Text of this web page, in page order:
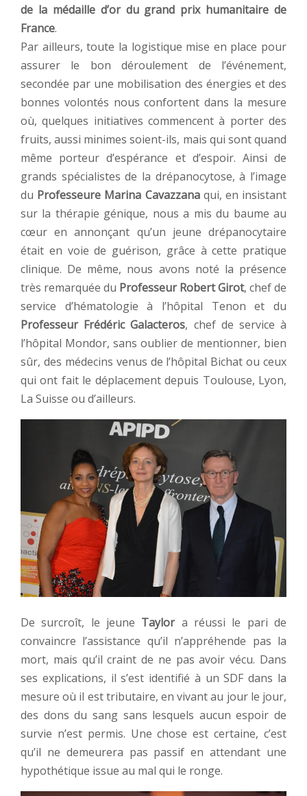
de la médaille d’or du grand prix humanitaire de
France.
Par ailleurs, toute la logistique mise en place pour
assurer le bon déroulement de l’événement,
secondée par une mobilisation des énergies et des
bonnes volontés nous confortent dans la mesure
où, quelques initiatives commencent à porter des
fruits, aussi minimes soient-ils, mais qui sont quand
même porteur d’espérance et d’espoir. Ainsi de
grands spécialistes de la drépanocytose, à l’image
du Professeure Marina Cavazzanaqui, en insistant
sur la thérapie génique, nous a mis du baume au
cœur en annonçant qu’un jeune drépanocytaire
était en voie de guérison, grâce à cette pratique
clinique. De même, nous avons noté la présence
très remarquée du Professeur Robert Girot, chef de
service d’hématologie à l’hôpital Tenon et du
Professeur Frédéric Galacteros, chef de service à
l’hôpital Mondor, sans oublier de mentionner, bien
sûr, des médecins venus de l’hôpital Bichat ou ceux
qui ont fait le déplacement depuis Toulouse, Lyon,
La Suisse ou d’ailleurs.
De surcroît, le jeune Taylora réussi le pari de
convaincre l’assistance qu’il n’appréhende pas la
mort, mais qu’il craint de ne pas avoir vécu. Dans
ses explications, il s’est identifié à un SDF dans la
mesure où il est tributaire, en vivant au jour le jour,
des dons du sang sans lesquels aucun espoir de
survie n’est permis. Une chose est certaine, c’est
qu’il ne demeurera pas passif en attendant une
hypothétique issue au mal qui le ronge.